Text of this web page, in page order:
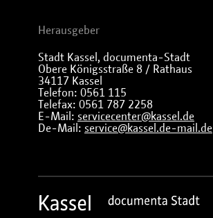
Herausgeber
Stadt Kassel, documenta-Stadt
Obere Königsstraße 8 / Rathaus
34117 Kassel
Telefon: 0561 115
Telefax: 0561 787 2258
E-Mail: servicecenter@kassel.de
De-Mail: service@kassel.de-mail.de